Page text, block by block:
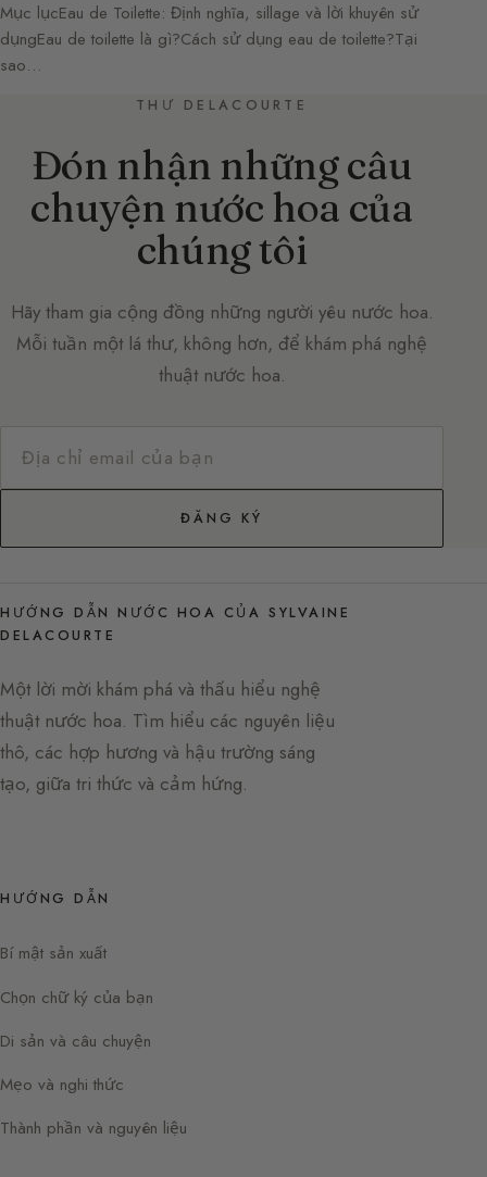
Mục lụcEau de Toilette: Định nghĩa, sillage và lời khuyên sử
dụngEau de toilette là gì?Cách sử dụng eau de toilette?Tại
sao…
THƯ DELACOURTE
Đón nhận những câu
chuyện nước hoa của
chúng tôi
Hãy tham gia cộng đồng những người yêu nước hoa.
Mỗi tuần một lá thư, không hơn, để khám phá nghệ
thuật nước hoa.
ĐĂNG KÝ
HƯỚNG DẪN NƯỚC HOA CỦA SYLVAINE
DELACOURTE
Một lời mời khám phá và thấu hiểu nghệ
thuật nước hoa. Tìm hiểu các nguyên liệu
thô, các hợp hương và hậu trường sáng
tạo, giữa tri thức và cảm hứng.
HƯỚNG DẪN
Bí mật sản xuất
Chọn chữ ký của bạn
Di sản và câu chuyện
Mẹo và nghi thức
Thành phần và nguyên liệu